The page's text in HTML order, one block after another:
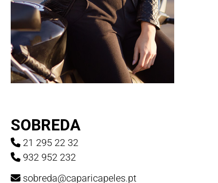
SOBREDA
21 295 22 32
932 952 232
sobreda@caparicapeles.pt